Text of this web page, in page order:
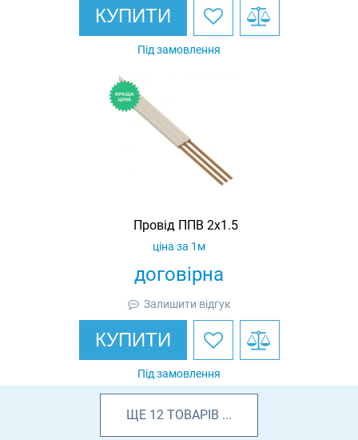
КУПИТИ
Під замовлення
Провід ППВ 2х1.5
договірна
ціна за 1м
Залишити відгук
КУПИТИ
Під замовлення
ЩЕ 12 ТОВАРІВ ...